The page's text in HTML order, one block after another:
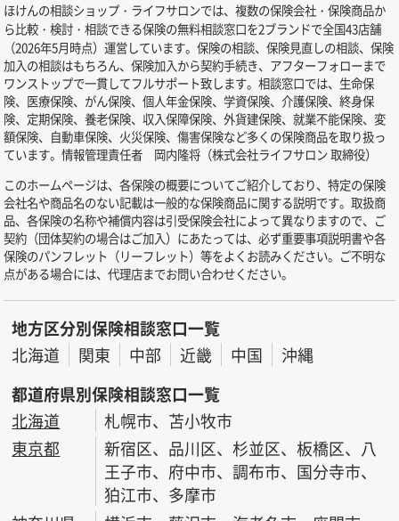
ほけんの相談ショップ・ライフサロンでは、複数の保険会社・保険商品か
ら比較・検討・相談できる保険の無料相談窓口を2ブランドで全国43店舗
（2026年5月時点）運営しています。保険の相談、保険見直しの相談、保険
加入の相談はもちろん、保険加入から契約手続き、アフターフォローまで
ワンストップで一貫してフルサポート致します。相談窓口では、生命保
険、医療保険、がん保険、個人年金保険、学資保険、介護保険、終身保
険、定期保険、養老保険、収入保障保険、外貨建保険、就業不能保険、変
額保険、自動車保険、火災保険、傷害保険など多くの保険商品を取り扱っ
ています。情報管理責任者 岡内隆将（株式会社ライフサロン 取締役）
このホームページは、各保険の概要についてご紹介しており、特定の保険
会社名や商品名のない記載は一般的な保険商品に関する説明です。取扱商
品、各保険の名称や補償内容は引受保険会社によって異なりますので、ご
契約（団体契約の場合はご加入）にあたっては、必ず重要事項説明書や各
保険のパンフレット（リーフレット）等をよくお読みください。ご不明な
点がある場合には、代理店までお問い合わせください。
地方区分別保険相談窓口一覧
北海道
関東 中部 近畿 中国
沖縄
都道府県別保険相談窓口一覧
北海道
札幌市、苫小牧市
東京都
新宿区、品川区、杉並区、板橋区、八
王子市、府中市、調布市、国分寺市、
狛江市、多摩市